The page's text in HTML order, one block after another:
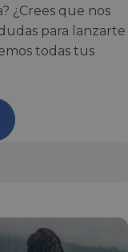
¿Crees que nos
para lanzarte
todas tus